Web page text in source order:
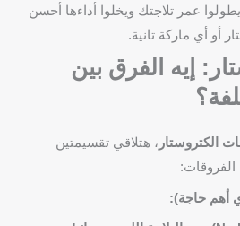
عمر تلاجتك ويخلوا أداءها أحسن
أو أي ماركة تانية.
إيه الفرق بين
الكتروستار ، هتلاقي تقسيمتين
أهم حاجة):